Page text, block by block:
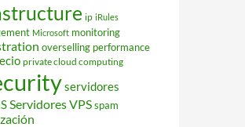
ip iRules
Microsoft monitoring
overselling performance
private cloud computing
servidores
Servidores VPSspam